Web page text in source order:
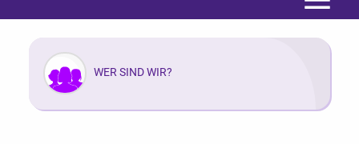
Menü
WER SIND WIR?